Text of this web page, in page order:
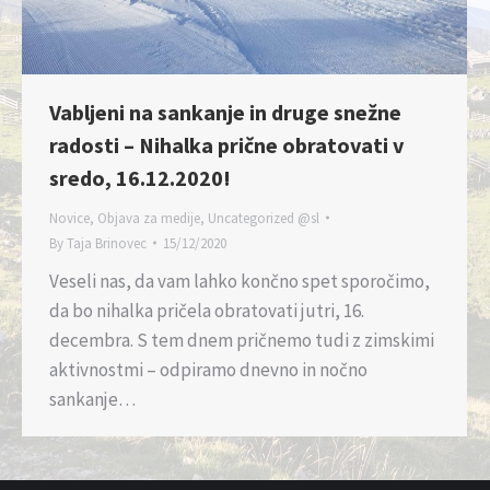
Vabljeni na sankanje in druge snežne
radosti – Nihalka prične obratovati v
sredo, 16.12.2020!
Novice, Objava za medije, Uncategorized @sl
ByTaja Brinovec 15/12/2020
Veseli nas, da vam lahko končno spet sporočimo,
da bo nihalka pričela obratovati jutri, 16.
decembra. S tem dnem pričnemo tudi z zimskimi
aktivnostmi – odpiramo dnevno in nočno
sankanje…